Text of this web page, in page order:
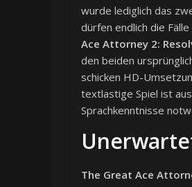
wurde lediglich das
dürfen endlich die
Ace Attorney 2:
den beiden
schicken HD-
textlastige Spiel ist
Sprachkenntnisse
The Great Ace